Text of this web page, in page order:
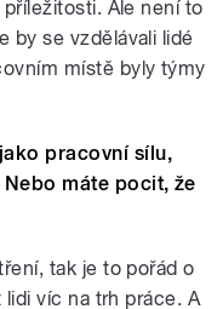
Ale není to
by se vzdělávali lidé
místě byly týmy
pracovní sílu,
máte pocit, že
tak je to pořád o
víc na trh práce. A